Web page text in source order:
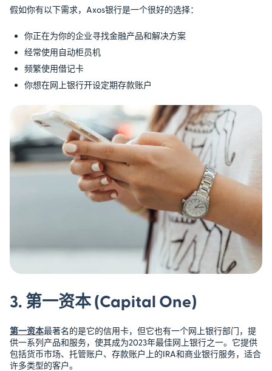
假如你有以下需求，Axos银行是一个很好的选择：
你正在为你的企业寻找金融产品和解决方案
经常使用自动柜员机
频繁使用借记卡
你想在网上银行开设定期存款账户
3. 第一资本 (Capital One)
第一资本最著名的是它的信用卡，但它也有一个网上银行部门，提
供一系列产品和服务，使其成为2023年最佳网上银行之一。它提供
包括货币市场、托管账户、存款账户上的IRA和商业银行服务，适合
许多类型的客户。